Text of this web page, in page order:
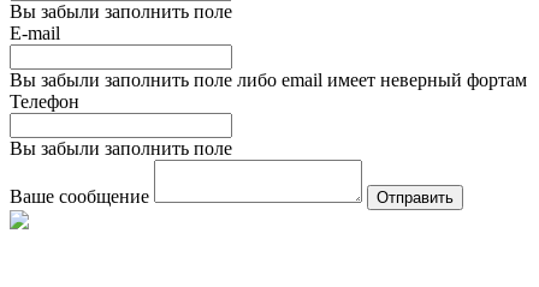
Вы забыли заполнить поле
E-mail
Вы забыли заполнить поле либо email имеет неверный фортам
Телефон
Вы забыли заполнить поле
Ваше сообщение Отправить